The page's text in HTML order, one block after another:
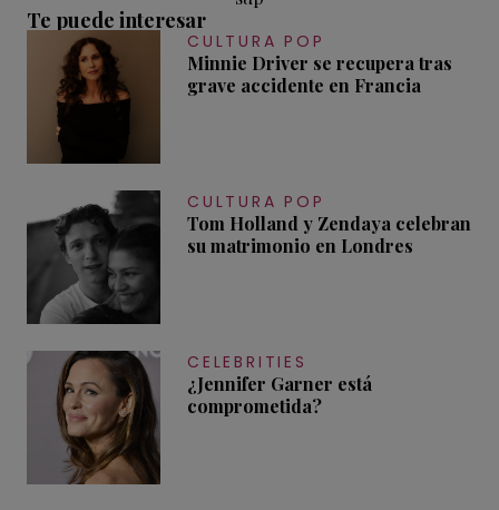
Te puede interesar
CULTURA POP
Minnie Driver se recupera tras
grave accidente en Francia
CULTURA POP
Tom Holland y Zendaya celebran
su matrimonio en Londres
CELEBRITIES
¿Jennifer Garner está
comprometida?